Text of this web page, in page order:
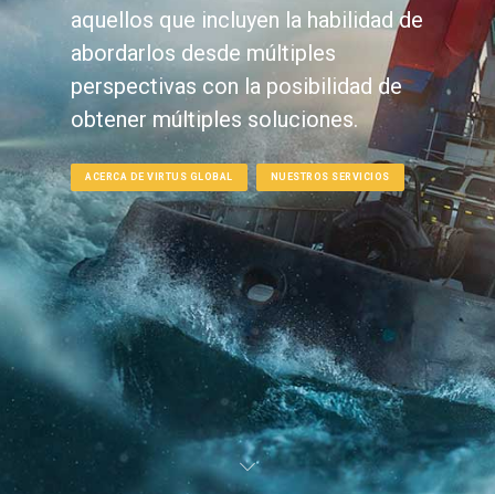
aquellos que incluyen la habilidad de
abordarlos desde múltiples
perspectivas con la posibilidad de
obtener múltiples soluciones.
ACERCA DE VIRTUS GLOBAL NUESTROS SERVICIOS